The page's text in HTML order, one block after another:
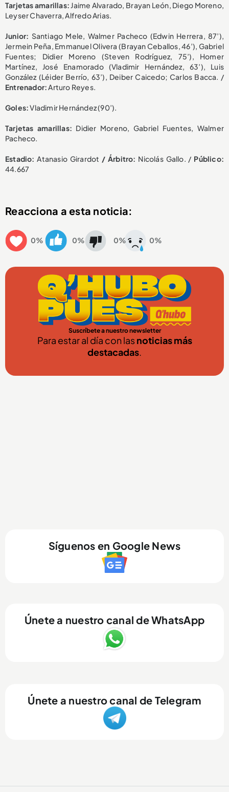
Tarjetas amarillas: Jaime Alvarado, Brayan León, Diego Moreno,
Leyser Chaverra, Alfredo Arias.
Junior: Santiago Mele, Walmer Pacheco (Edwin Herrera, 87’),
Jermein Peña, Emmanuel Olivera (Brayan Ceballos, 46’), Gabriel
Fuentes; Didier Moreno (Steven Rodríguez, 75’), Homer
Martínez, José Enamorado (Vladimir Hernández, 63’), Luis
González (Léider Berrío, 63’), Deiber Caicedo; Carlos Bacca. /
Entrenador:Arturo Reyes.
Goles:Vladimir Hernández (90’).
Tarjetas amarillas: Didier Moreno, Gabriel Fuentes, Walmer
Pacheco.
Estadio:Atanasio Girardot / Árbitro: Nicolás Gallo. / Público:
44.667
Reacciona a esta noticia:
0% 0% 0% 0%
Suscríbete a nuestro newsletter
Para estar al día con lasnoticias más
destacadas.
Síguenos en Google News
Únete a nuestro canal de WhatsApp
Únete a nuestro canal de Telegram